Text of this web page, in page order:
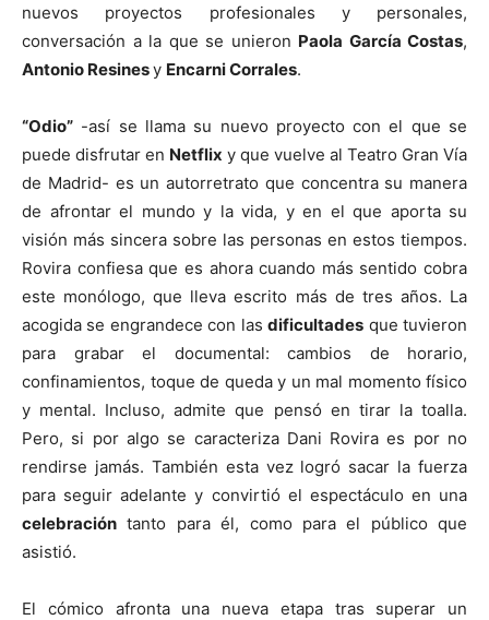
nuevos proyectos profesionales y personales,
conversación a la que se unieron Paola García Costas,
Antonio Resinesy Encarni Corrales.
“Odio” -así se llama su nuevo proyecto con el que se
puede disfrutar en Netflix y que vuelve al Teatro Gran Vía
de Madrid- es un autorretrato que concentra su manera
de afrontar el mundo y la vida, y en el que aporta su
visión más sincera sobre las personas en estos tiempos.
Rovira confiesa que es ahora cuando más sentido cobra
este monólogo, que lleva escrito más de tres años. La
acogida se engrandece con lasdificultades que tuvieron
para grabar el documental: cambios de horario,
confinamientos, toque de queda y un mal momento físico
y mental. Incluso, admite que pensó en tirar la toalla.
Pero, si por algo se caracteriza Dani Rovira es por no
rendirse jamás. También esta vez logró sacar la fuerza
para seguir adelante y convirtió el espectáculo en una
celebración tanto para él, como para el público que
asistió.
El cómico afronta una nueva etapa tras superar un